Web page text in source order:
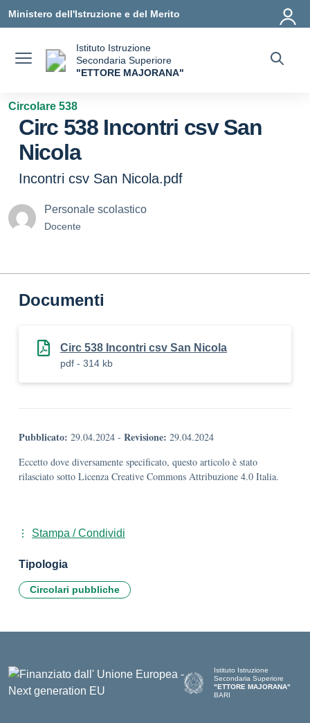
Ministero dell'Istruzione e del Merito
Istituto Istruzione
Secondaria Superiore
"ETTORE MAJORANA"
Circolare 538
Circ 538 Incontri csv San
Nicola
Incontri csv San Nicola.pdf
Personale scolastico
Docente
Documenti
Circ 538 Incontri csv San Nicola
pdf - 314 kb
Pubblicato: 29.04.2024 - Revisione: 29.04.2024
Eccetto dove diversamente specificato, questo articolo è stato
rilasciato sotto Licenza Creative Commons Attribuzione 4.0 Italia.
Stampa / Condividi
Tipologia
Circolari pubbliche
Istituto Istruzione
Secondaria Superiore
"ETTORE MAJORANA"
BARI